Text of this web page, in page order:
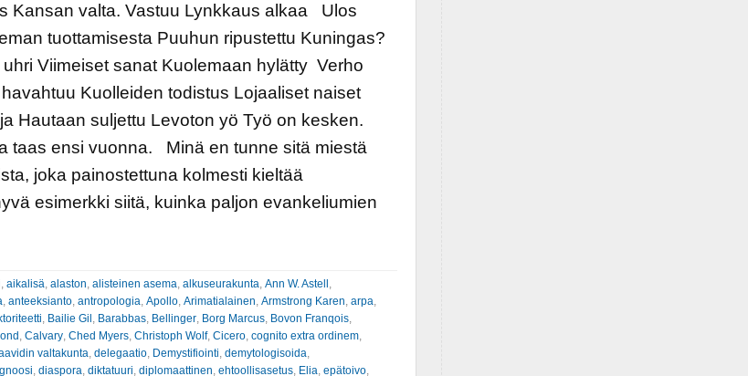
Kansan valta. Vastuu Lynkkaus alkaa Ulos
tuottamisesta Puuhun ripustettu Kuningas?
Viimeiset sanat Kuolemaan hylätty Verho
Kuolleiden todistus Lojaaliset naiset
Hautaan suljettu Levoton yö Työ on kesken.
taas ensi vuonna. Minä en tunne sitä miestä
joka painostettuna kolmesti kieltää
esimerkki siitä, kuinka paljon evankeliumien
aikalisä alaston alisteinen asema alkuseurakunta Ann W. Astell
anteeksianto, antropologia Apollo, Arimatialainen Armstrong Karen arpa
Bailie Gil Barabbas, Bellinger, Borg Marcus, Bovon Franqois,
Calvary, Ched Myers, Christoph Wolf, Cicero, cognito extra ordinem,
valtakunta delegaatio, Demystifiointi demytologisoida
diaspora diktatuuri diplomaattinen ehtoollisasetus, Elia epätoivo,